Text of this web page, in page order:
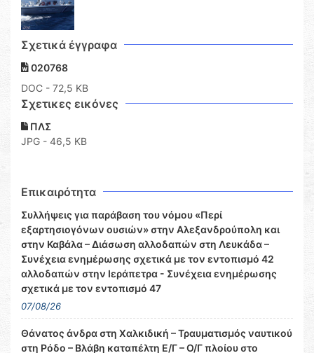
Σχετικά έγγραφα
020768
DOC - 72,5 KB
Σχετικες εικόνες
ΠΛΣ
JPG - 46,5 KB
Επικαιρότητα
Συλλήψεις για παράβαση του νόμου «Περί
εξαρτησιογόνων ουσιών» στην Αλεξανδρούπολη και
στην Καβάλα – Διάσωση αλλοδαπών στη Λευκάδα –
Συνέχεια ενημέρωσης σχετικά με τον εντοπισμό 42
αλλοδαπών στην Ιεράπετρα - Συνέχεια ενημέρωσης
σχετικά με τον εντοπισμό 47
07/08/26
Θάνατος άνδρα στη Χαλκιδική – Τραυματισμός ναυτικού
στη Ρόδο – Βλάβη καταπέλτη Ε/Γ – Ο/Γ πλοίου στο